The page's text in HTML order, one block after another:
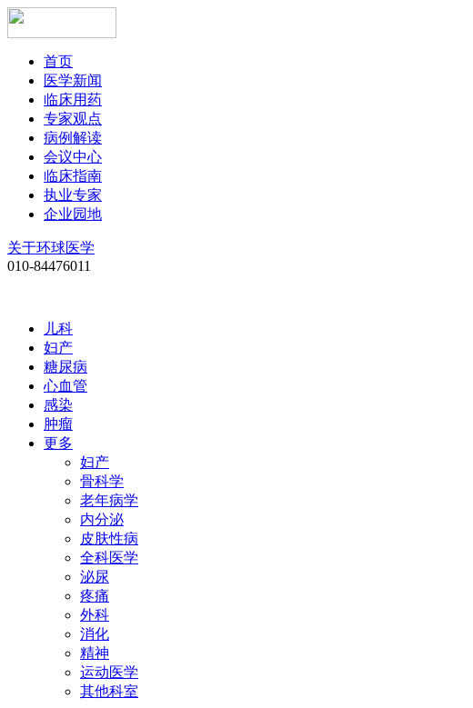
首页
医学新闻
临床用药
专家观点
病例解读
会议中心
临床指南
执业专家
企业园地
关于环球医学
010-84476011
儿科
妇产
糖尿病
心血管
感染
肿瘤
更多
妇产
骨科学
老年病学
内分泌
皮肤性病
全科医学
泌尿
疼痛
外科
消化
精神
运动医学
其他科室